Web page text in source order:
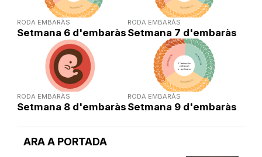
ARA A PORTADA
RODA EMBARÀS
Setmana 6 d'embaràs
RODA EMBARÀS
Setmana 7 d'embaràs
RODA EMBARÀS
Setmana 8 d'embaràs
RODA EMBARÀS
Setmana 9 d'embaràs